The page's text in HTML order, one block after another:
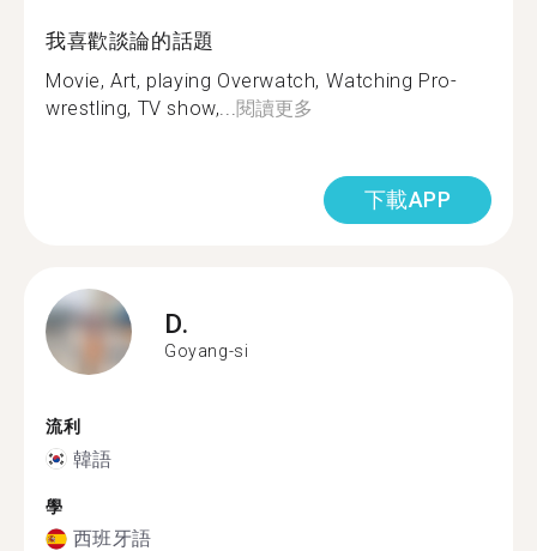
我喜歡談論的話題
Movie, Art, playing Overwatch, Watching Pro-
wrestling, TV show,...閱讀更多
下載APP
D.
Goyang-si
流利
韓語
學
西班牙語